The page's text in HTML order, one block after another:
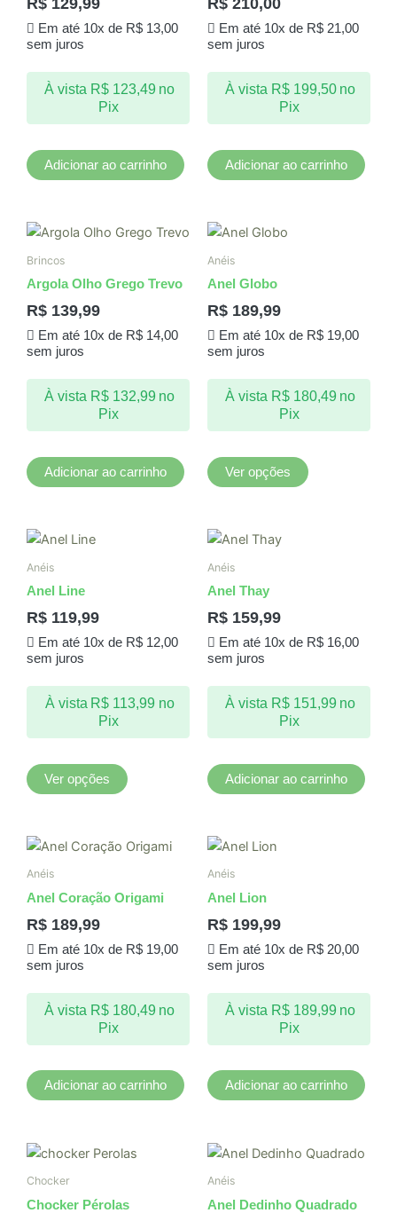
R$ 129,99
Em até 10x de R$13,00
sem juros
À vista R$123,49 no
Pix
Adicionar ao carrinho
R$ 210,00
Em até 10x de R$21,00
sem juros
À vista R$199,50 no
Pix
Adicionar ao carrinho
Brincos
Argola Olho Grego Trevo
R$ 139,99
Em até 10x de R$14,00
sem juros
À vista R$132,99 no
Pix
Adicionar ao carrinho
Anéis
Anel Globo
R$ 189,99
Em até 10x de R$19,00
sem juros
À vista R$180,49 no
Pix
Ver opções
As
podem
ser
página
Anéis
Anel Line
R$ 119,99
Em até 10x de R$12,00
sem juros
À vista R$ 113,99 no
Pix
Ver opções
As
podem
ser
página
Anéis
Anel Thay
R$ 159,99
Em até 10x de R$16,00
sem juros
À vista R$151,99 no
Pix
Adicionar ao carrinho
Anéis
Anel Coração Origami
R$ 189,99
Em até 10x de R$19,00
sem juros
À vista R$180,49 no
Pix
Adicionar ao carrinho
Anéis
Anel Lion
R$ 199,99
Em até 10x de R$20,00
sem juros
À vista R$189,99 no
Pix
Adicionar ao carrinho
Chocker
Chocker Pérolas
Anéis
Anel Dedinho Quadrado